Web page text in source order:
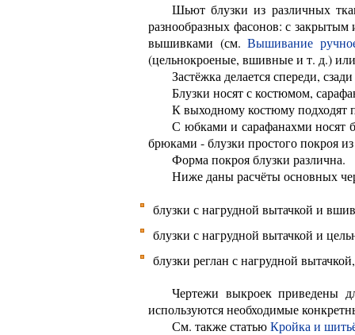
Шьют блузки из различных
разнообразных фасонов: с
вышивками (см.Вышивание
(цельнокроеные, вшивные и т. д.)
Застёжка делается спереди,
Блузки носят с костюмом,
К выходному костюму подходят
С юбками и сарафанахми носят
брюками - блузки простого покроя
Форма покроя блузки различна.
Ниже даны расчёты основных
блузки с нагрудной вытачкой и
блузки с нагрудной вытачкой и
блузки реглан с нагрудной
Чертежи выкроек приведены
используются необходимые
См. также статьюКройка и